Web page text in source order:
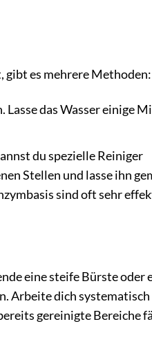
gibt es mehrere Methoden:
das Wasser einige
du spezielle Reiniger
Stellen und lasse ihn
sind oft sehr
eine steife Bürste oder
Arbeite dich
gereinigte Bereiche